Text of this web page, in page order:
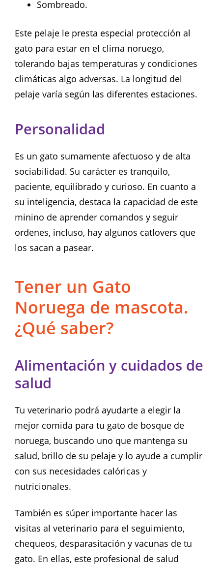
Sombreado.
Este pelaje le presta especial protección al
gato para estar en el clima noruego,
tolerando bajas temperaturas y condiciones
climáticas algo adversas. La longitud del
pelaje varía según las diferentes estaciones.
Personalidad
Es un gato sumamente afectuoso y de alta
sociabilidad. Su carácter es tranquilo,
paciente, equilibrado y curioso. En cuanto a
su inteligencia, destaca la capacidad de este
minino de aprender comandos y seguir
ordenes, incluso, hay algunos catlovers que
los sacan a pasear.
Tener un Gato
Noruega de mascota.
¿Qué saber?
Alimentación y cuidados de
salud
Tu veterinario podrá ayudarte a elegir la
mejor comida para tu gato de bosque de
noruega, buscando uno que mantenga su
salud, brillo de su pelaje y lo ayude a cumplir
con sus necesidades calóricas y
nutricionales.
También es súper importante hacer las
visitas al veterinario para el seguimiento,
chequeos, desparasitación y vacunas de tu
gato. En ellas, este profesional de salud